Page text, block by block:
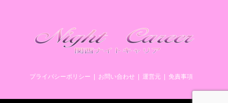
プライバシーポリシー お問い合わせ 運営元 免責事項